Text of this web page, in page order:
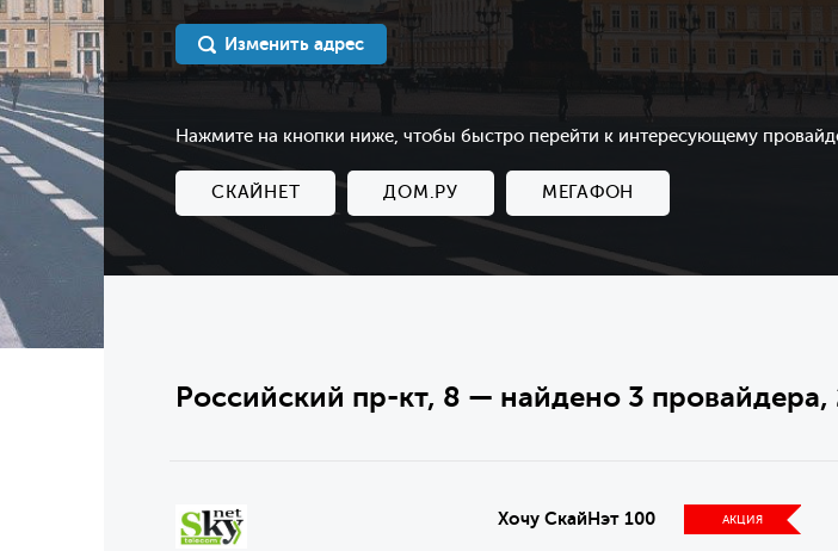
Изменить адрес
Нажмите на кнопки ниже, чтобы быстро перейти к интересующему
СКАЙНЕТ ДОМ.РУ МЕГАФОН
Российский пр-кт, 8 — найдено 3 провайдера,
Хочу СкайНэт 100 АКЦИЯ